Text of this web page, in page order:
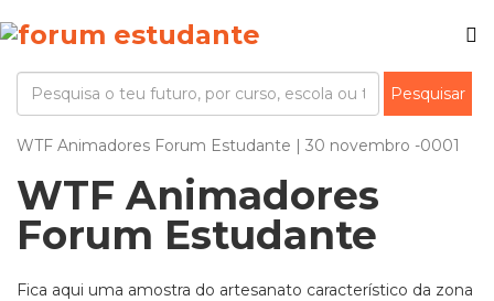
WTF Animadores Forum Estudante | 30 novembro -0001
WTF Animadores
Forum Estudante
Fica aqui uma amostra do artesanato característico da zona